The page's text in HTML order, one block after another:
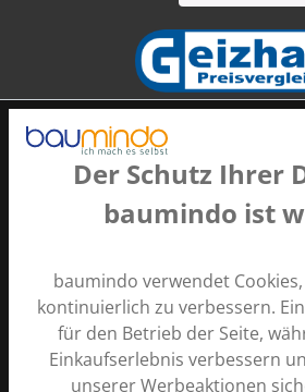
Der Schutz Ihrer
baumindo ist
baumindo verwendet
kontinuierlich zu verbessern.
für den Betrieb der Seite,
Einkaufserlebnis verbessern
unserer Werbeaktionen
Zahlungsarten